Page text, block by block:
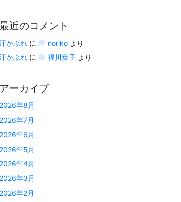
最近のコメント
汗かぶれ に norikoより
汗かぶれ に 福川葉子より
アーカイブ
2026年8月
2026年7月
2026年6月
2026年5月
2026年4月
2026年3月
2026年2月